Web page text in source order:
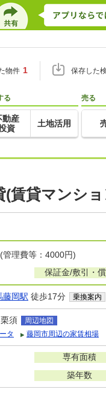
物件 1 保存した
る
動産
資
土地活用
売る
賃貸マンシ
理費等：4000円)
保証金/敷引・
藤岡駅 徒歩17分 乗換案内
須
周辺地図
タ
藤岡市周辺の家賃相場
専有面積
築年数